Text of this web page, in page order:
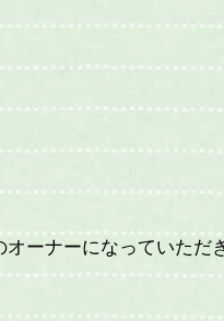
オーナーになっていた